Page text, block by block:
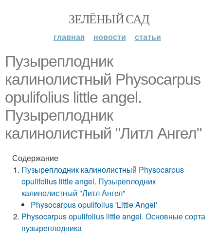
ЗЕЛЁНЫЙ САД
главная новости статьи
Пузыреплодник
калинолистный Physocarpus
opulifolius little angel.
Пузыреплодник
калинолистный "Литл Ангел"
Содержание
Пузыреплодник калинолистный Physocarpus
opulifolius little angel. Пузыреплодник
калинолистный "Литл Ангел"
Physocarpus opulifolius 'Little Angel'
Physocarpus opulifolius little angel. Основные сорта
пузыреплодника